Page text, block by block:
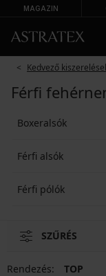
MAGAZIN
Kedvező
Férfi
Boxeralsók
Férfi alsók
Férfi pólók
SZŰRÉS
Rendezés: TOP